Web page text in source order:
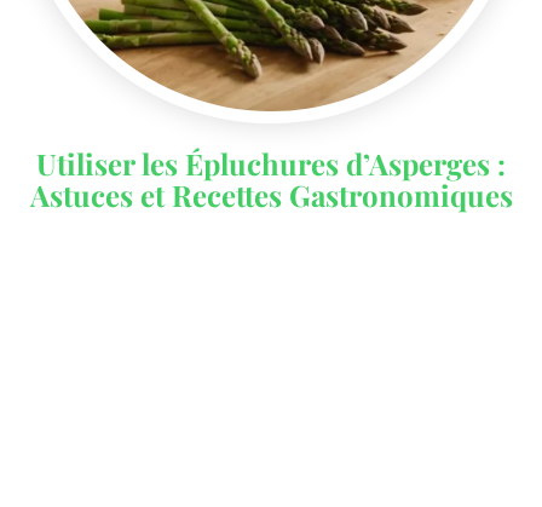
Utiliser les Épluchures d’Asperges :
Astuces et Recettes Gastronomiques